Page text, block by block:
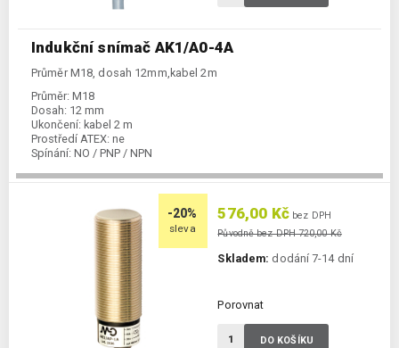
Indukční snímač AK1/A0-4A
Průměr M18, dosah 12mm,kabel 2m
Průměr: M18
Dosah: 12 mm
Ukončení: kabel 2 m
Prostředí ATEX: ne
Spínání: NO / PNP / NPN
-20%
sleva
576,00 Kč bez DPH
Původně bez DPH 720,00 Kč
Skladem: dodání 7-14 dní
Porovnat
DO KOŠÍKU